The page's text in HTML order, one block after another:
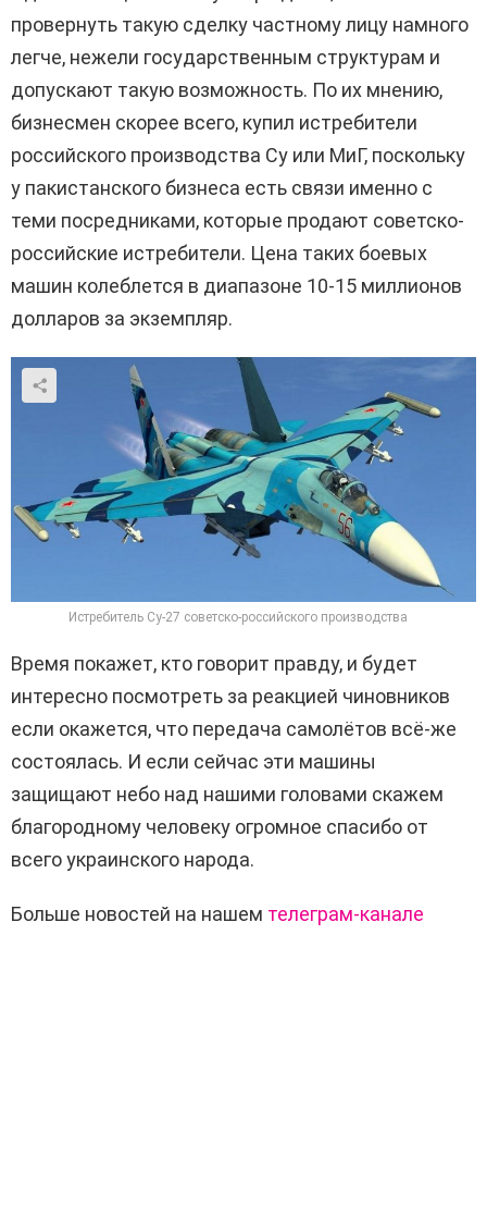
провернуть такую сделку частному лицу намного
легче, нежели государственным структурам и
допускают такую возможность. По их мнению,
бизнесмен скорее всего, купил истребители
российского производства Су или МиГ, поскольку
у пакистанского бизнеса есть связи именно с
теми посредниками, которые продают советско-
российские истребители. Цена таких боевых
машин колеблется в диапазоне 10-15 миллионов
долларов за экземпляр.
Истребитель Су-27 советско-российского производства
Время покажет, кто говорит правду, и будет
интересно посмотреть за реакцией чиновников
если окажется, что передача самолётов всё-же
состоялась. И если сейчас эти машины
защищают небо над нашими головами скажем
благородному человеку огромное спасибо от
всего украинского народа.
Больше новостей на нашем телеграм-канале